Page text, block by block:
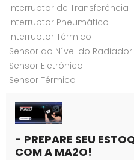
Interruptor de Transferência
Interruptor Pneumático
Interruptor Térmico
Sensor do Nível do Radiador
Sensor Eletrônico
Sensor Térmico
- PREPARE SEU
COM A MA2O!